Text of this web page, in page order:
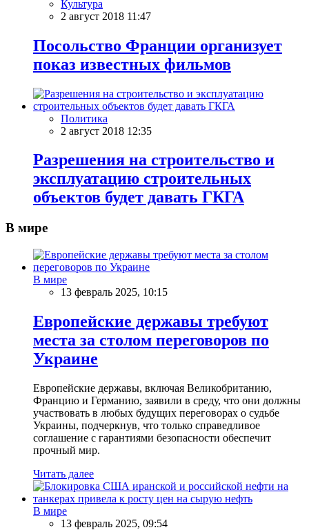
Культура
2 август 2018 11:47
Посольство Франции организует
показ известных фильмов
Политика
2 август 2018 12:35
Разрешения на строительство и
эксплуатацию строительных
объектов будет давать ГКГА
В мире
В мире
13 февраль 2025, 10:15
Европейские державы требуют
места за столом переговоров по
Украине
Европейские державы, включая Великобританию,
Францию и Германию, заявили в среду, что они должны
участвовать в любых будущих переговорах о судьбе
Украины, подчеркнув, что только справедливое
соглашение с гарантиями безопасности обеспечит
прочный мир.
Читать далее
В мире
13 февраль 2025, 09:54